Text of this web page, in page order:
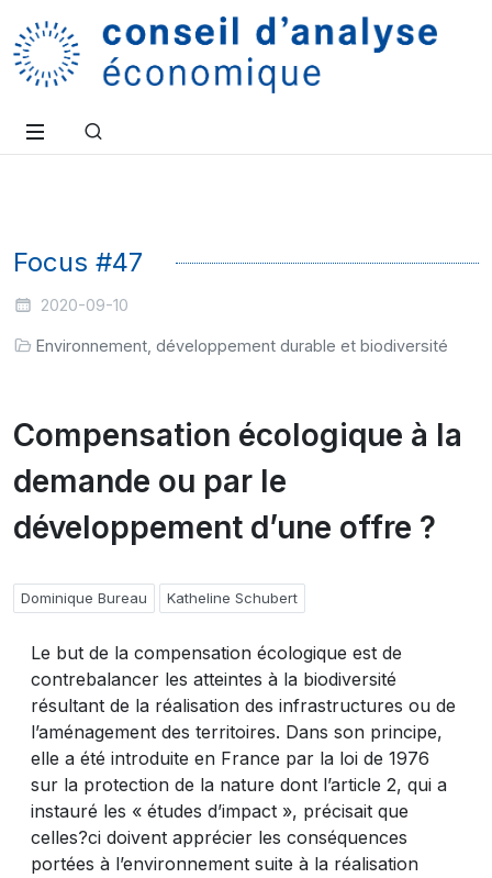
Focus #47
2020-09-10
Environnement, développement durable et biodiversité
Compensation écologique à la
demande ou par le
développement d’une offre ?
Dominique Bureau Katheline Schubert
Le but de la compensation écologique est de
contrebalancer les atteintes à la biodiversité
résultant de la réalisation des infrastructures ou de
l’aménagement des territoires. Dans son principe,
elle a été introduite en France par la loi de 1976
sur la protection de la nature dont l’article 2, qui a
instauré les « études d’impact », précisait que
celles?ci doivent apprécier les conséquences
portées à l’environnement suite à la réalisation